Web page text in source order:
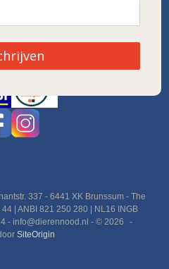
337 - 6441 XK Brunssum - The
| ANBI 821 250 280 | NL16 INGB
- info@dierennood.nl - © 2026
SiteOrigin